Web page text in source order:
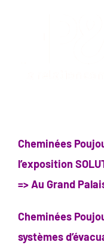
Cheminées
l’exposition
=> Au Grand
Cheminées
systèmes